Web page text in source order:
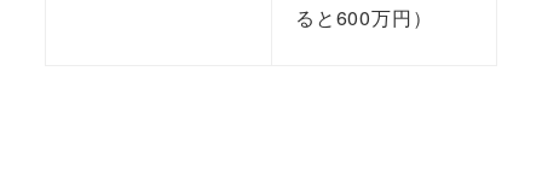
ると600万円）